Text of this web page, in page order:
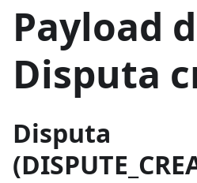
Payload
Disputa
Disputa